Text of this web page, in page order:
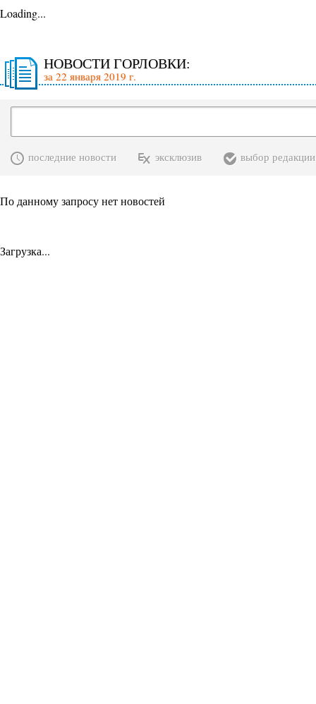
Loading...
НОВОСТИ ГОРЛОВКИ:
за 22 января 2019 г.
последние новости эксклюзив выбор редакции
По данному запросу нет новостей
Загрузка...